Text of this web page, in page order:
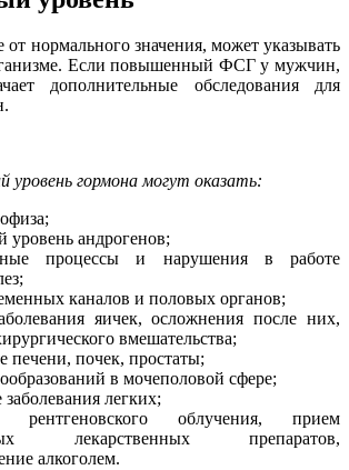
нормального значения, может указывать
Если повышенный ФСГ у мужчин,
дополнительные обследования для
уровень гормона могут оказать:
андрогенов;
процессы и нарушения в работе
каналов и половых органов;
яичек, осложнения после них,
вмешательства;
печени, почек, простаты;
в мочеполовой сфере;
легких;
рентгеновского облучения, прием
лекарственных препаратов,
алкоголем.